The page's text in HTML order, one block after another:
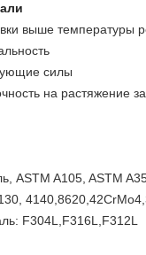
выше температуры
силы
на растяжение
ASTM A105, ASTM
F304L,F316L,F312L